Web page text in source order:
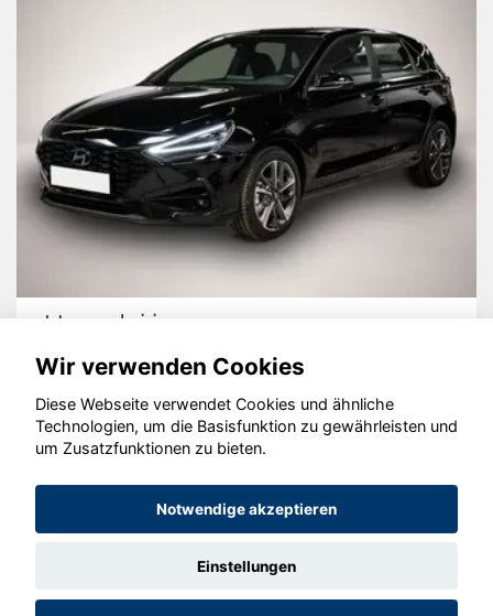
Hyundai i30
© konjunkturmotor.de GmbH 2020 - 2026
Wir verwenden Cookies
Diese Webseite verwendet Cookies und ähnliche
Technologien, um die Basisfunktion zu gewährleisten und
um Zusatzfunktionen zu bieten.
Notwendige akzeptieren
Einstellungen